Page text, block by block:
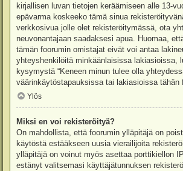
kirjallisen luvan tietojen keräämiseen alle 13-
epävarma koskeeko tämä sinua
verkkosivua jolle olet rekisteröitymässä, ota
neuvonantajaan saadaksesi apua. Huomaa,
tämän foorumin omistajat eivät voi antaa
yhteyshenkilöitä minkäänlaisissa lakiasioissa,
kysymystä “Keneen minun tulee olla
väärinkäytöstapauksissa tai lakiasioissa tähän
Ylös
Miksi en voi rekisteröityä?
On mahdollista, että foorumin ylläpitäjä on
käytöstä estääkseen uusia vierailijoita
ylläpitäjä on voinut myös asettaa porttikiellon
estänyt valitsemasi käyttäjätunnuksen